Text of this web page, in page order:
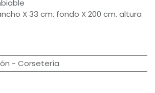
X 33 cm. fondo X 200 cm. altura
- Corsetería